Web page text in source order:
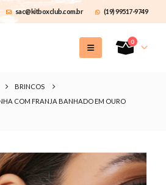
sac@kitboxclub.com.br (19) 99517-9749
0
BRINCOS
COM FRANJA BANHADO EM OURO